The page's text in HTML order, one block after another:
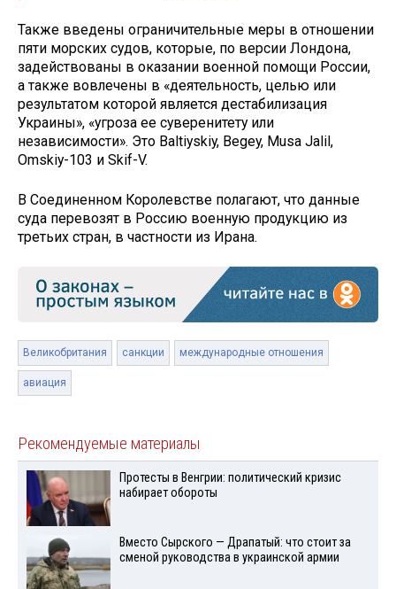
Также введены ограничительные меры в отношении
пяти морских судов, которые, по версии Лондона,
задействованы в оказании военной помощи России,
а также вовлечены в «деятельность, целью или
результатом которой является дестабилизация
Украины», «угроза ее суверенитету или
независимости». Это Baltiyskiy, Begey, Musa Jalil,
Omskiy-103 и Skif-V.
В Соединенном Королевстве полагают, что данные
суда перевозят в Россию военную продукцию из
третьих стран, в частности из Ирана.
Великобритания санкции международные отношения
авиация
Рекомендуемые материалы
Протесты в Венгрии: политический кризис
набирает обороты
Вместо Сырского — Драпатый: что стоит за
сменой руководства в украинской армии